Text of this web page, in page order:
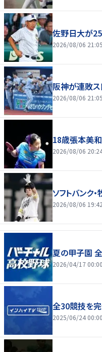
佐野日大が
2026/08/06 21:05
阪神が連敗
2026/08/06 21:05
18歳張本美
2026/08/06
ソフトバンク
2026/08/06 19:42
夏の甲子園
2026/04/17 00:00
全30競技を完
2025/06/24 00:00